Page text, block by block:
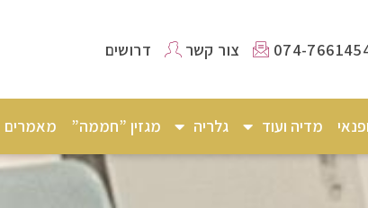
צור קשר דרושים
מדיה ועוד גלריה מגזין ”חממה” מאמרים